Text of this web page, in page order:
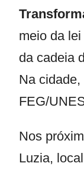
meio da
da cadeia
Na
FEG/
Nos
Luzia,